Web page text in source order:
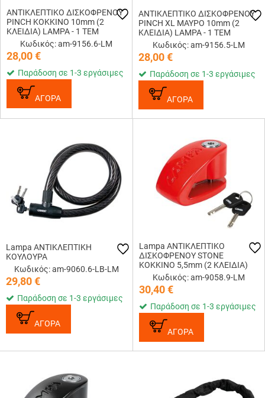
ΑΝΤΙΚΛΕΠΤΙΚΟ ΔΙΣΚΟΦΡΕΝΟΥ
PINCH ΚΟΚΚΙΝΟ 10mm (2
ΚΛΕΙΔΙΑ) LAMPA - 1 ΤΕΜ
Κωδικός: am-9156.6-LM
28,00€
Παράδοση σε 1-3 εργάσιμες
ΑΓΟΡΑ
ΑΝΤΙΚΛΕΠΤΙΚΟ ΔΙΣΚΟΦΡΕΝΟΥ
PINCH XL ΜΑΥΡΟ 10mm (2
ΚΛΕΙΔΙΑ) LAMPA - 1 ΤΕΜ
Κωδικός: am-9156.5-LM
28,00€
Παράδοση σε 1-3 εργάσιμες
ΑΓΟΡΑ
Lampa ΑΝΤΙΚΛΕΠΤΙΚΗ
ΚΟΥΛΟΥΡΑ
Κωδικός: am-9060.6-LB-LM
29,80€
Παράδοση σε 1-3 εργάσιμες
ΑΓΟΡΑ
Lampa ΑΝΤΙΚΛΕΠΤΙΚΟ
ΔΙΣΚΟΦΡΕΝΟΥ STONE
ΚΟΚΚΙΝΟ 5,5mm (2 ΚΛΕΙΔΙΑ)
Κωδικός: am-9058.9-LM
30,40€
Παράδοση σε 1-3 εργάσιμες
ΑΓΟΡΑ